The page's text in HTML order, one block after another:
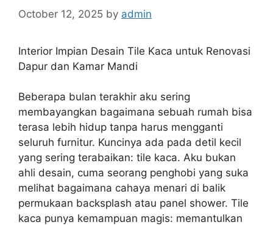
October 12, 2025 by admin
Interior Impian Desain Tile Kaca untuk Renovasi
Dapur dan Kamar Mandi
Beberapa bulan terakhir aku sering
membayangkan bagaimana sebuah rumah bisa
terasa lebih hidup tanpa harus mengganti
seluruh furnitur. Kuncinya ada pada detil kecil
yang sering terabaikan: tile kaca. Aku bukan
ahli desain, cuma seorang penghobi yang suka
melihat bagaimana cahaya menari di balik
permukaan backsplash atau panel shower. Tile
kaca punya kemampuan magis: memantulkan